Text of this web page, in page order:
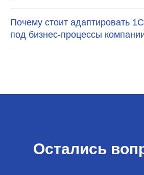
Почему стоит адаптировать
под бизнес-процессы
Остались